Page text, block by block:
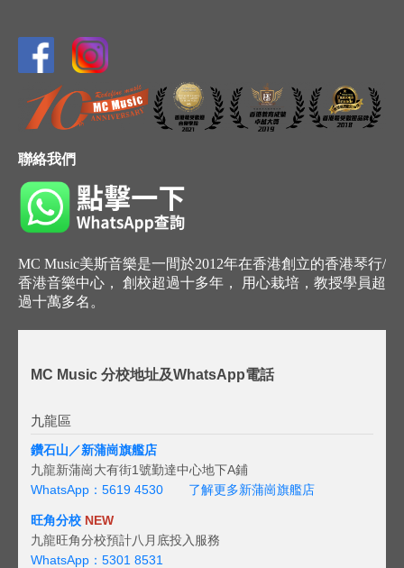
聯絡我們
MC Music美斯音樂是一間於2012年在香港創立的香港琴行/
香港音樂中心， 創校超過十多年， 用心栽培，教授學員超
過十萬多名。
MC Music 分校地址及WhatsApp電話
九龍區
鑽石山／新蒲崗旗艦店
九龍新蒲崗大有街1號勤達中心地下A鋪
WhatsApp：5619 4530
了解更多新蒲崗旗艦店
旺角分校 NEW
九龍旺角分校預計八月底投入服務
WhatsApp：5301 8531